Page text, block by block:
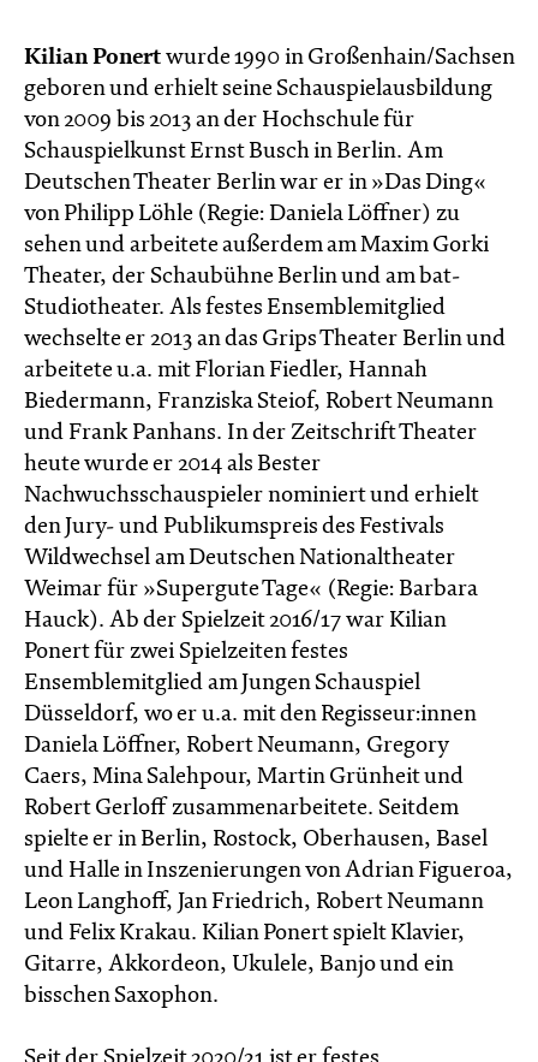
Kilian Ponert wurde 1990 in Großenhain/Sachsen
geboren und erhielt seine Schauspielausbildung
von 2009 bis 2013 an der Hochschule für
Schauspielkunst Ernst Busch in Berlin. Am
Deutschen Theater Berlin war er in »Das Ding«
von Philipp Löhle (Regie: Daniela Löffner) zu
sehen und arbeitete außerdem am Maxim Gorki
Theater, der Schaubühne Berlin und am bat-
Studiotheater. Als festes Ensemblemitglied
wechselte er 2013 an das Grips Theater Berlin und
arbeitete u.a. mit Florian Fiedler, Hannah
Biedermann, Franziska Steiof, Robert Neumann
und Frank Panhans. In der Zeitschrift Theater
heute wurde er 2014 als Bester
Nachwuchsschauspieler nominiert und erhielt
den Jury- und Publikumspreis des Festivals
Wildwechsel am Deutschen Nationaltheater
Weimar für »Supergute Tage« (Regie: Barbara
Hauck). Ab der Spielzeit 2016/17 war Kilian
Ponert für zwei Spielzeiten festes
Ensemblemitglied am Jungen Schauspiel
Düsseldorf, wo er u.a. mit den Regisseur:innen
Daniela Löffner, Robert Neumann, Gregory
Caers, Mina Salehpour, Martin Grünheit und
Robert Gerloff zusammenarbeitete. Seitdem
spielte er in Berlin, Rostock, Oberhausen, Basel
und Halle in Inszenierungen von Adrian Figueroa,
Leon Langhoff, Jan Friedrich, Robert Neumann
und Felix Krakau. Kilian Ponert spielt Klavier,
Gitarre, Akkordeon, Ukulele, Banjo und ein
bisschen Saxophon.